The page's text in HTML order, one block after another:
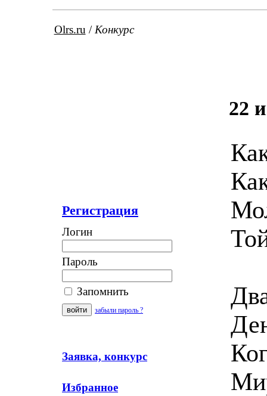
Olrs.ru / Конкурс
Регистрация
Логин
Пароль
Запомнить
забыли пароль ?
Заявка, конкурс
Избранное
22